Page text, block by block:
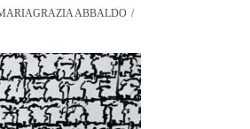
ABBALDO